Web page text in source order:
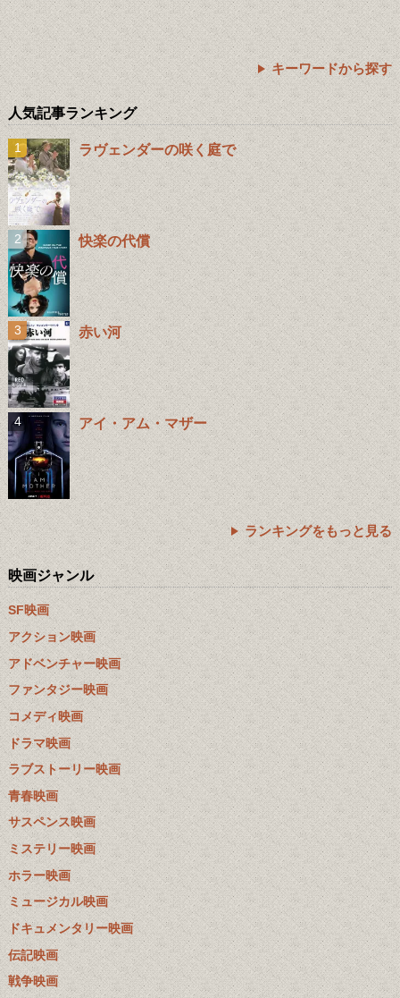
キーワードから探す
人気記事ランキング
ラヴェンダーの咲く庭で
快楽の代償
赤い河
アイ・アム・マザー
ランキングをもっと見る
映画ジャンル
SF映画
アクション映画
アドベンチャー映画
ファンタジー映画
コメディ映画
ドラマ映画
ラブストーリー映画
青春映画
サスペンス映画
ミステリー映画
ホラー映画
ミュージカル映画
ドキュメンタリー映画
伝記映画
戦争映画